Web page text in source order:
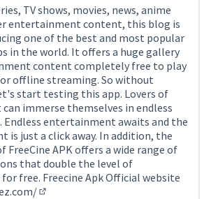
TV shows, movies, news, anime
entertainment content, this blog is
one of the best and most popular
in the world. It offers a huge gallery
content completely free to play
offline streaming. So without
start testing this app. Lovers of
immerse themselves in endless
entertainment awaits and the
is just a click away. In addition, the
FreeCine APK offers a wide range of
that double the level of
free. Freecine Apk Official website